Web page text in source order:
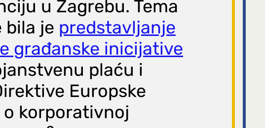
u Zagrebu. Tema
bila je predstavljanje
građanske inicijative
plaću i
Europske
o korporativnoj